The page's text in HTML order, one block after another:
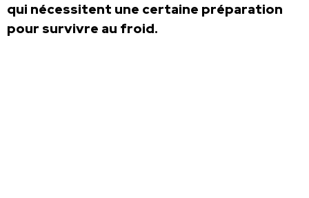
qui nécessitent une certaine préparation
pour survivre au froid.